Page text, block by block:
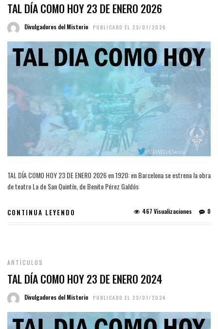
TAL DÍA COMO HOY 23 DE ENERO 2026
Divulgadores del Misterio PUBLICADO EL 23/01/2026
TAL DÍA COMO HOY 23 DE ENERO 2026 en 1920: en Barcelona se estrena la obra
de teatro La de San Quintín, de Benito Pérez Galdós
CONTINUA LEYENDO 0
467 Visualizaciones
ARTÍCULOS
TAL DÍA COMO HOY 23 DE ENERO 2024
Divulgadores del Misterio PUBLICADO EL 23/01/2024